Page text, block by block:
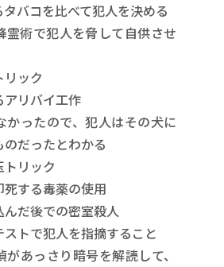
バコを比べて犯人を決める
霊術で犯人を脅して自供させ
リック
アリバイ工作
かったので、犯人はその犬に
だったとわかる
トリック
死する毒薬の使用
んだ後での密室殺人
ストで犯人を指摘すること
があっさり暗号を解読して、